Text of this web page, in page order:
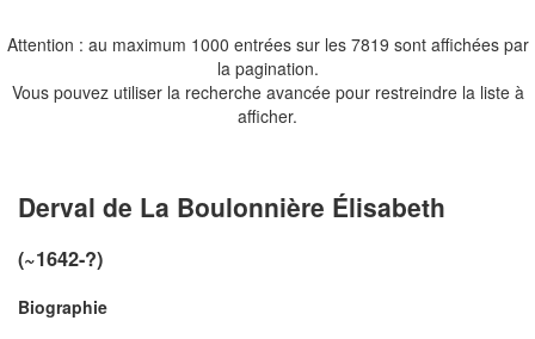
Attention : au maximum 1000 entrées sur les 7819 sont affichées par
la pagination.
Vous pouvez utiliser la recherche avancée pour restreindre la liste à
afficher.
Derval de La Boulonnière Élisabeth
(~1642-?)
Biographie